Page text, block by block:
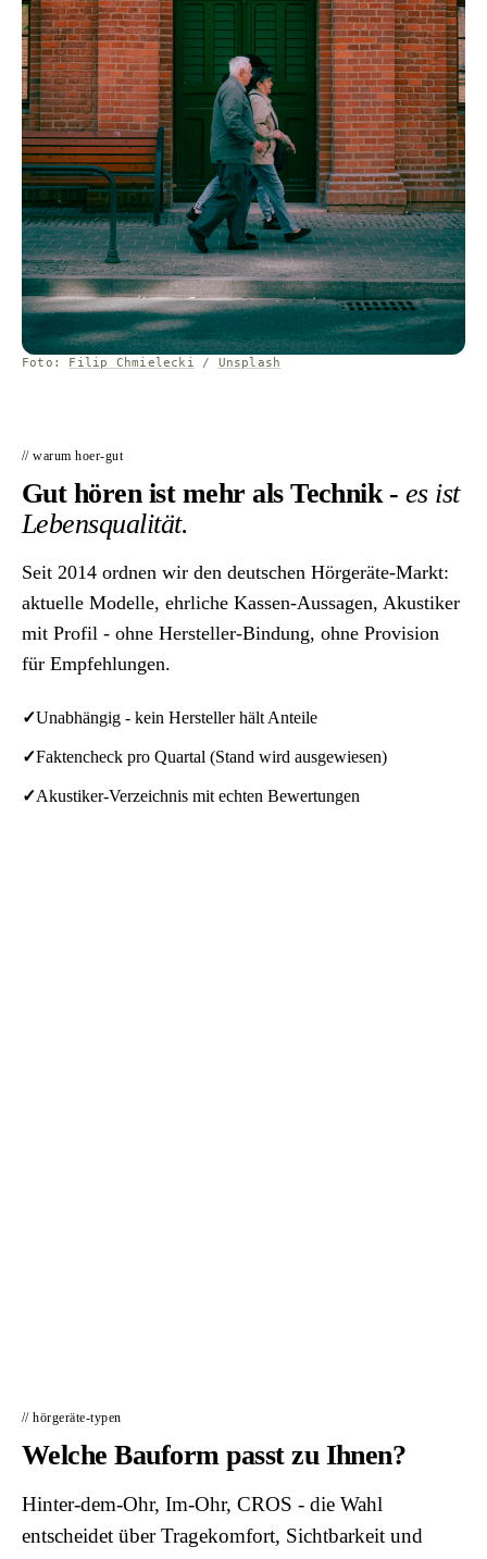
Foto: Filip Chmielecki / Unsplash
// warum hoer-gut
Gut hören ist mehr als Technik - es ist
Lebensqualität.
Seit 2014 ordnen wir den deutschen Hörgeräte-Markt:
aktuelle Modelle, ehrliche Kassen-Aussagen, Akustiker
mit Profil - ohne Hersteller-Bindung, ohne Provision
für Empfehlungen.
✓Unabhängig - kein Hersteller hält Anteile
✓Faktencheck pro Quartal (Stand wird ausgewiesen)
✓Akustiker-Verzeichnis mit echten Bewertungen
// hörgeräte-typen
Welche Bauform passt zu Ihnen?
Hinter-dem-Ohr, Im-Ohr, CROS - die Wahl
entscheidet über Tragekomfort, Sichtbarkeit und